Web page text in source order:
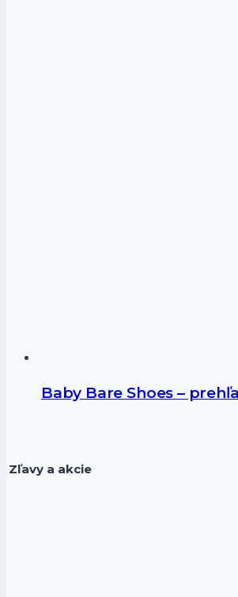
Baby Bare Shoes –
Zľavy a akcie